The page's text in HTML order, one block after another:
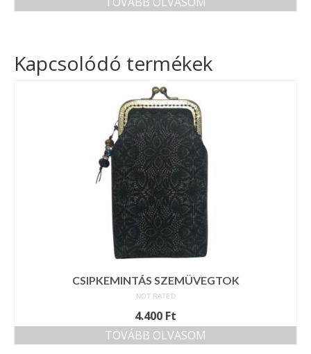
Kapcsolódó termékek
CSIPKEMINTÁS SZEMÜVEGTOK
NOT RATED
4.400 Ft
TOVÁBB OLVASOM